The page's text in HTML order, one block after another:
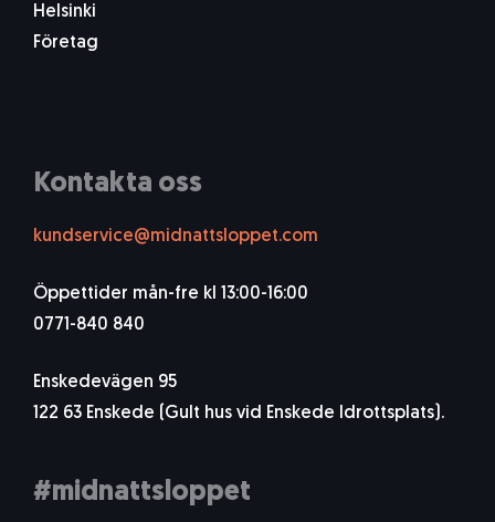
Helsinki
Företag
Kontakta oss
kundservice@midnattsloppet.com
Öppettider mån-fre kl 13:00-16:00
0771-840 840
Enskedevägen 95
122 63 Enskede (Gult hus vid Enskede Idrottsplats).
#midnattsloppet